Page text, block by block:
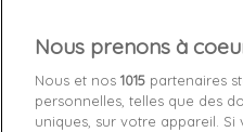
Nous prenons à
Nous et nos 1015 partenaires
personnelles, telles que des
uniques, sur votre appareil. Si